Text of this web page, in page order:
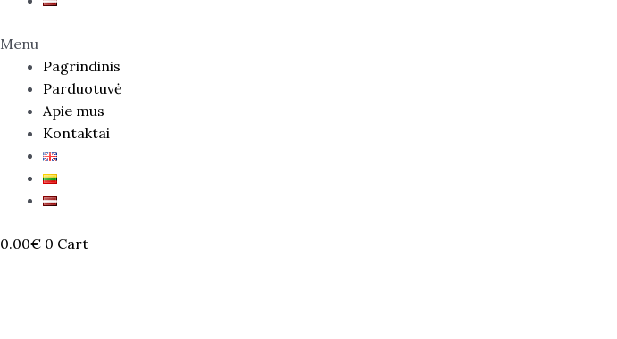
Menu
Pagrindinis
Parduotuvė
Apie mus
Kontaktai
0.00€ 0 Cart